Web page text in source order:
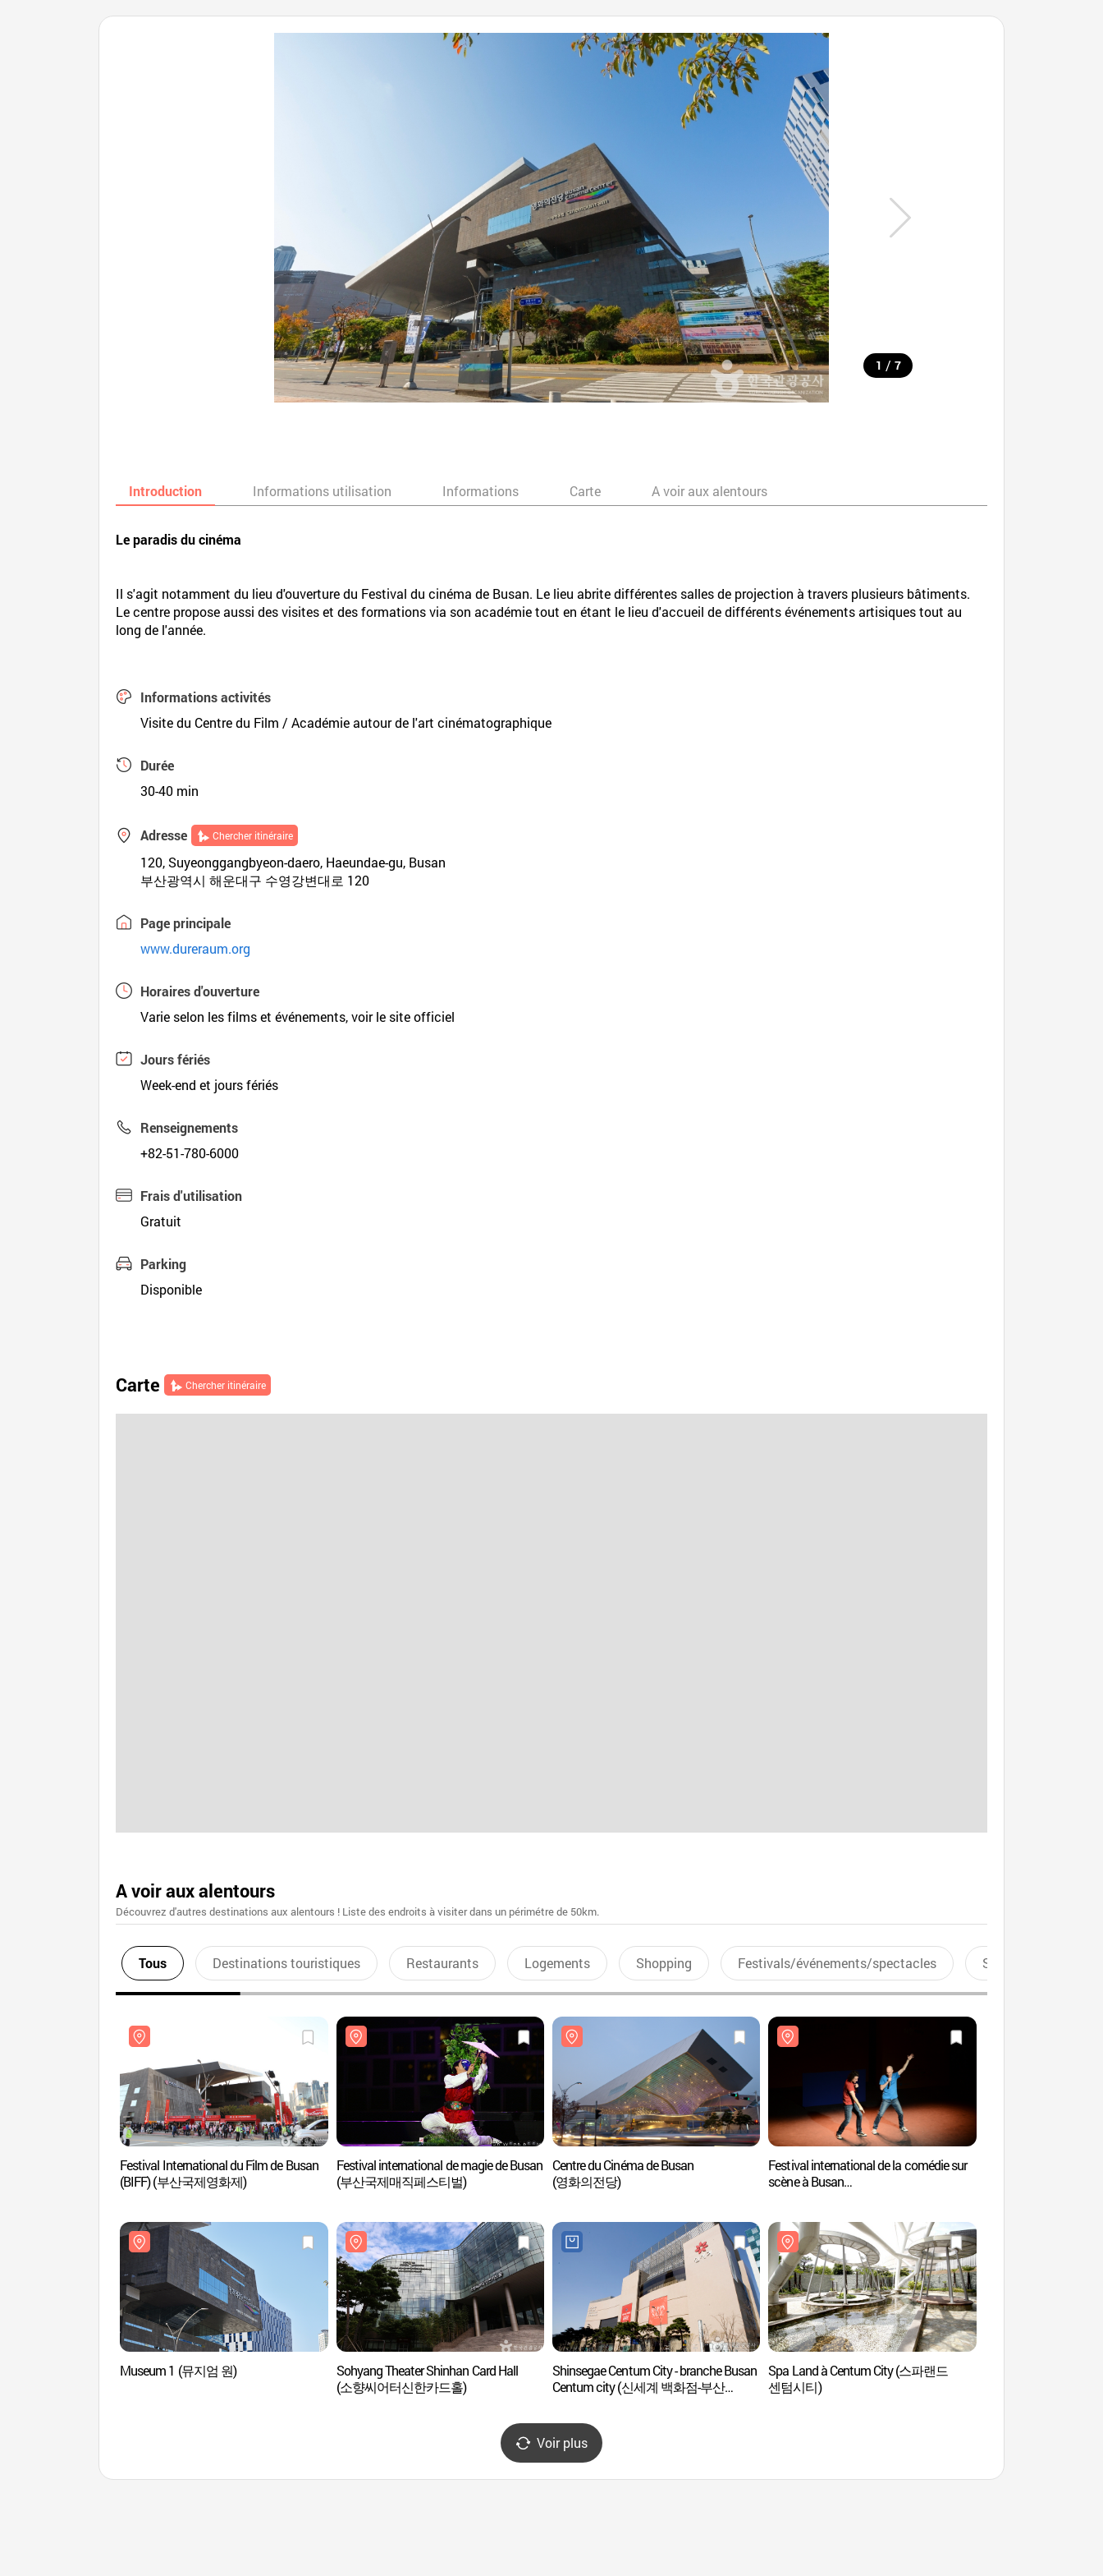
1 / 7
Introduction Informations utilisation Informations Carte A voir aux alentours
Le paradis du cinéma
Il s'agit notamment du lieu d'ouverture du Festival du cinéma de Busan. Le lieu abrite différentes salles de projection à travers plusieurs bâtiments.
Le centre propose aussi des visites et des formations via son académie tout en étant le lieu d'accueil de différents événements artisiques tout au
long de l'année.
Informations activités
Visite du Centre du Film / Académie autour de l'art cinématographique
Durée
30-40 min
Adresse Chercher itinéraire
120, Suyeonggangbyeon-daero, Haeundae-gu, Busan
부산광역시 해운대구 수영강변대로 120
Page principale
www.dureraum.org
Horaires d'ouverture
Varie selon les films et événements, voir le site officiel
Jours fériés
Week-end et jours fériés
Renseignements
+82-51-780-6000
Frais d'utilisation
Gratuit
Parking
Disponible
Carte Chercher itinéraire
A voir aux alentours
Découvrez d'autres destinations aux alentours ! Liste des endroits à visiter dans un périmétre de 50km.
Tous Destinations touristiques Restaurants Logements Shopping Festivals/événements/spectacles Sports aquatiques
Festival International du Film de Busan
(BIFF) (부산국제영화제)
Festival international de magie de Busan
(부산국제매직페스티벌)
Centre du Cinéma de Busan
(영화의전당)
Festival international de la comédie sur
scène à Busan
Museum 1 (뮤지엄 원)
Sohyang Theater Shinhan Card Hall
(소향씨어터신한카드홀)
Shinsegae Centum City - branche Busan
Centum city (신세계 백화점-부산
Spa Land à Centum City (스파랜드
센텀시티)
Voir plus